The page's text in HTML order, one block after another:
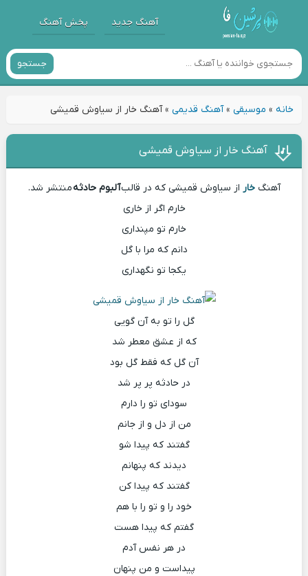
آهنگ جدید پخش آهنگ
جستجو
خانه» موسیقی»آهنگ قدیمی»آهنگ خار از سیاوش قمیشی
آهنگ خار از سیاوش قمیشی
آهنگخار از سیاوش قمیشی که در قالبآلبوم حادثهمنتشر شد.
خارم اگر از خاری
خارم تو مپنداری
دانم که مرا با گل
یکجا تو نگهداری
گل را تو به آن گویی
که از عشق معطر شد
آن گل که فقط گل بود
در حادثه پر پر شد
سودای تو را دارم
من از دل و از جانم
گفتند که پیدا شو
دیدند که پنهانم
گفتند که پیدا کن
خود را و تو را با هم
گفتم که پیدا هست
در هر نفس آدم
پیداست و من پنهان